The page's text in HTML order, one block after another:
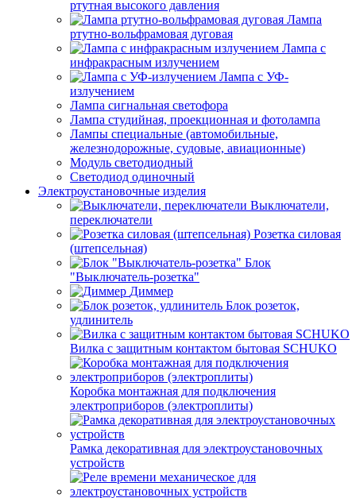
ртутная высокого давления
Лампа
ртутно-вольфрамовая дуговая
Лампа с
инфракрасным излучением
Лампа с УФ-
излучением
Лампа сигнальная светофора
Лампа студийная, проекционная и фотолампа
Лампы специальные (автомобильные,
железнодорожные, судовые, авиационные)
Модуль светодиодный
Светодиод одиночный
Электроустановочные изделия
Выключатели,
переключатели
Розетка силовая
(штепсельная)
Блок
"Выключатель-розетка"
Диммер
Блок розеток,
удлинитель
Вилка с защитным контактом бытовая SCHUKO
Коробка монтажная для подключения
электроприборов (электроплиты)
Рамка декоративная для электроустановочных
устройств